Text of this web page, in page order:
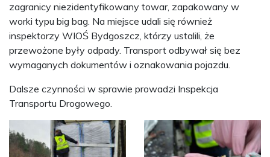
zagranicy niezidentyfikowany towar, zapakowany w
worki typu big bag. Na miejsce udali się również
inspektorzy WIOŚ Bydgoszcz, którzy ustalili, że
przewożone były odpady. Transport odbywał się bez
wymaganych dokumentów i oznakowania pojazdu.
Dalsze czynności w sprawie prowadzi Inspekcja
Transportu Drogowego.